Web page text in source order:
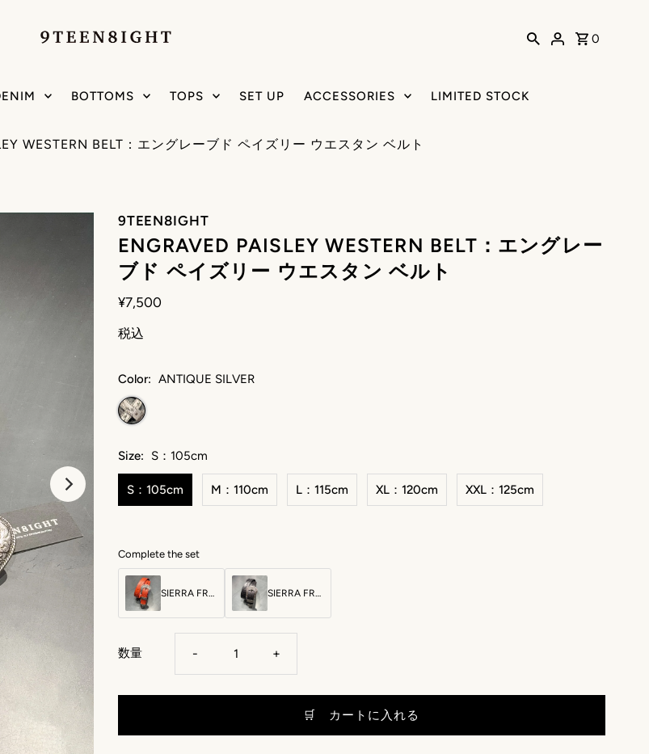
0
BOTTOMS TOPS SET UP ACCESSORIES LIMITED STOCK
WESTERN BELT：エングレーブド ペイズリー ウエスタン ベルト
9TEEN8IGHT
ENGRAVED PAISLEY WESTERN BELT：エングレー
ブド ペイズリー ウエスタン ベルト
¥7,500
税込
Color: ANTIQUE SILVER
Size: S：105cm
S：105cm M：110cm L：115cm XL：120cm XXL：125cm
Complete the set
SIERRA FRONTIER ENGRAVE BELT：シエラ フロンティア エングレーブ ベルト SIERRA FRONTIER ENGRAVE BELT：シエラ フロンティア エングレーブ ベルト
数量 - +